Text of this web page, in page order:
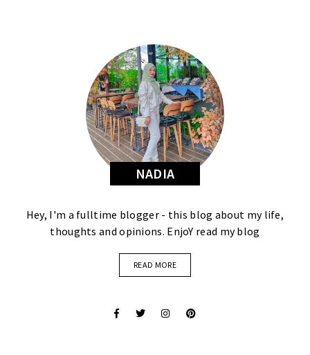
NADIA
Hey, I'm a fulltime blogger - this blog about my life,
thoughts and opinions. EnjoY read my blog
READ MORE